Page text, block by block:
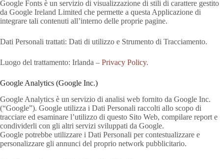
Google Fonts è un servizio di visualizzazione di stili di carattere gestito
da Google Ireland Limited che permette a questa Applicazione di
integrare tali contenuti all’interno delle proprie pagine.
Dati Personali trattati: Dati di utilizzo e Strumento di Tracciamento.
Luogo del trattamento: Irlanda – Privacy Policy.
Google Analytics (Google Inc.)
Google Analytics è un servizio di analisi web fornito da Google Inc.
(“Google”). Google utilizza i Dati Personali raccolti allo scopo di
tracciare ed esaminare l’utilizzo di questo Sito Web, compilare report e
condividerli con gli altri servizi sviluppati da Google.
Google potrebbe utilizzare i Dati Personali per contestualizzare e
personalizzare gli annunci del proprio network pubblicitario.